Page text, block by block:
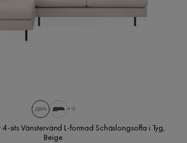
+9
sits Vänstervänd L-formad Schäslongsoffa i Tyg,
Beige